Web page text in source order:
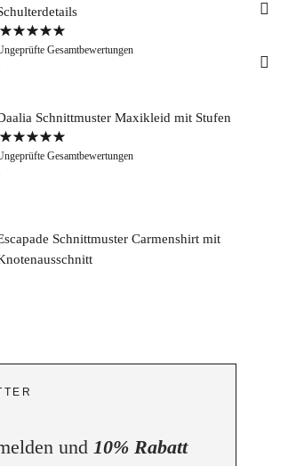
&
mit
von 5Gesamtbewertungen
Schnittmuster Maxikleid mit Stufen
mit
von 5Gesamtbewertungen
Schnittmuster Carmenshirt mit
und 10% Rabatt